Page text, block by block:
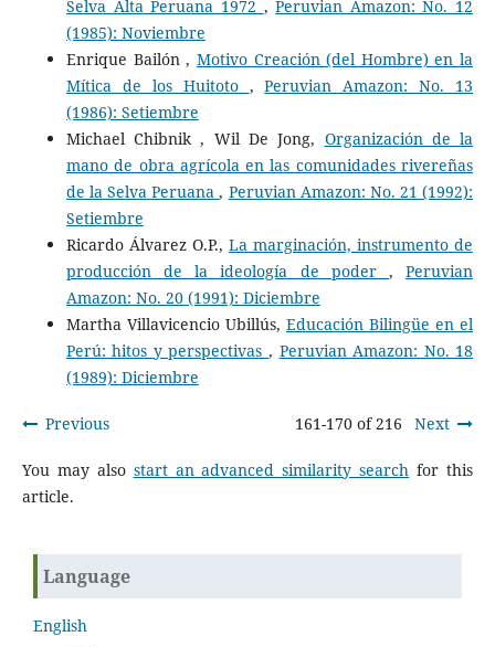
Selva Alta Peruana 1972 ,Peruvian Amazon: No. 12
(1985): Noviembre
Enrique Bailón , Motivo Creación (del Hombre) en la
Mítica de los Huitoto ,Peruvian Amazon: No. 13
(1986): Setiembre
Michael Chibnik , Wil De Jong, Organización de la
mano de obra agrícola en las comunidades rivereñas
de la Selva Peruana, Peruvian Amazon: No. 21 (1992):
Setiembre
Ricardo Álvarez O.P., La marginación, instrumento de
producción de la ideología de poder ,Peruvian
Amazon: No. 20 (1991): Diciembre
Martha Villavicencio Ubillús, Educación Bilingüe en el
Perú: hitos y perspectivas , Peruvian Amazon: No. 18
(1989): Diciembre
Previous 161-170 of 216 Next
You may also start an advanced similarity search for this
article.
Language
English